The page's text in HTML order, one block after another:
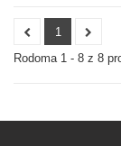
1
Rodoma 1 - 8 z 8